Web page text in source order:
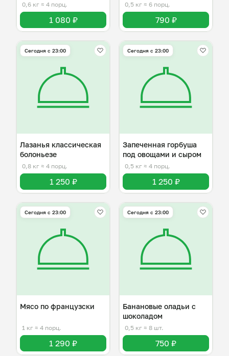
0,6 кг ≈ 4 порц.
1 080 ₽
0,5 кг ≈ 6 порц.
790 ₽
Сегодня с 23:00
Лазанья классическая
болоньезе
0,8 кг ≈ 4 порц.
1 250 ₽
Сегодня с 23:00
Запеченная горбуша
под овощами и сыром
0,5 кг ≈ 4 порц.
1 250 ₽
Сегодня с 23:00
Мясо по французски
1 кг ≈ 4 порц.
1 290 ₽
Сегодня с 23:00
Банановые оладьи с
шоколадом
0,5 кг ≈ 8 шт.
750 ₽